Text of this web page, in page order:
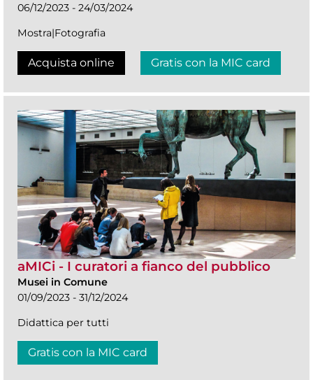
06/12/2023 - 24/03/2024
Mostra|Fotografia
Acquista online Gratis con la MIC card
aMICi - I curatori a fianco del pubblico
Musei in Comune
01/09/2023 - 31/12/2024
Didattica per tutti
Gratis con la MIC card